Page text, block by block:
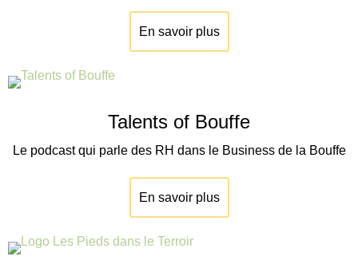
En savoir plus
Talents of Bouffe
Le podcast qui parle des RH dans le Business de la Bouffe
En savoir plus